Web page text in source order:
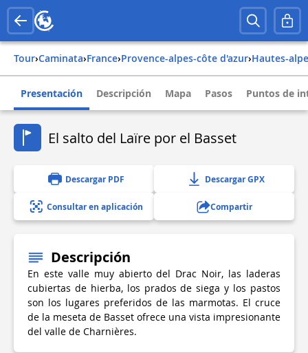
Tour› Caminata› france› provence-alpes-côte d'azur› hautes-
Presentación Descripción Mapa Pasos Puntos de
El salto del Laïre por el Basset
Descargar PDF Descargar GPX
Consultar en aplicación Compartir
Descripción
En este valle muy abierto del Drac Noir, las laderas
cubiertas de hierba, los prados de siega y los pastos
son los lugares preferidos de las marmotas. El cruce
de la meseta de Basset ofrece una vista impresionante
del valle de Charnières.